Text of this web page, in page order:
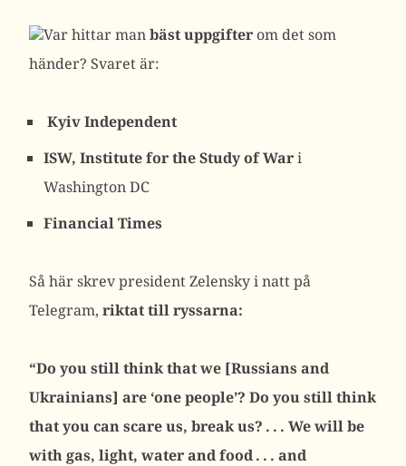
Var hittar manbäst uppgifter om det som
händer? Svaret är:
Kyiv Independent
ISW, Institute for the Study of Wari
Washington DC
Financial Times
Så här skrev president Zelensky i natt på
Telegram, riktat till ryssarna:
“Do you still think that we [Russians and
Ukrainians] are ‘one people’? Do you still think
that you can scare us, break us? . . . We will be
with gas, light, water and food . . . and